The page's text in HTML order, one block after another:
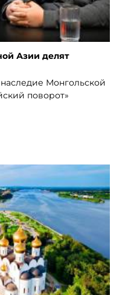
Азии делят
Монгольской
поворот»